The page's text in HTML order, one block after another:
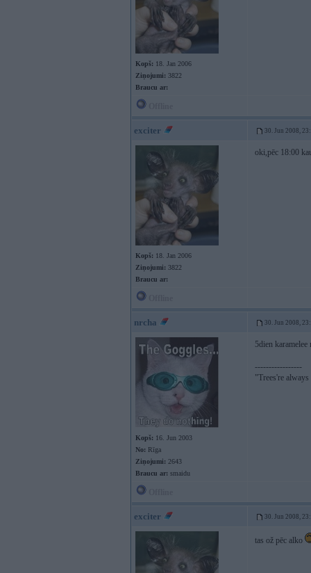
Kopš: 18. Jan 2006
Ziņojumi: 3822
Braucu ar:
exciter 30. Jun 2008,
Kopš: 18. Jan 2006
Ziņojumi: 3822
Braucu ar:
oki,pēc 18:00
nrcha 30. Jun 2008,
Kopš: 16. Jun 2003
No: Rīga
Ziņojumi: 2643
Braucu ar: smaidu
5dien
-----------------
"Trees're
exciter 30. Jun 2008,
tas ož pēc alko